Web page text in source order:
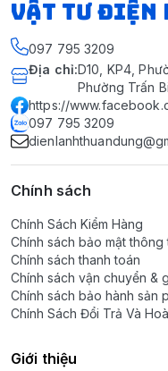
VẬT TƯ ĐIỆN
097 795 3209
Địa chỉ:D10, KP4,
Phường Trấn
https://
097 795 3209
Chính sách
Chính Sách Kiểm Hàng
Chính sách bảo mật thông
Chính sách thanh toán
Chính sách vận chuyển &
Chính sách bảo hành sản
Chính Sách Đổi Trả Và
Giới thiệu